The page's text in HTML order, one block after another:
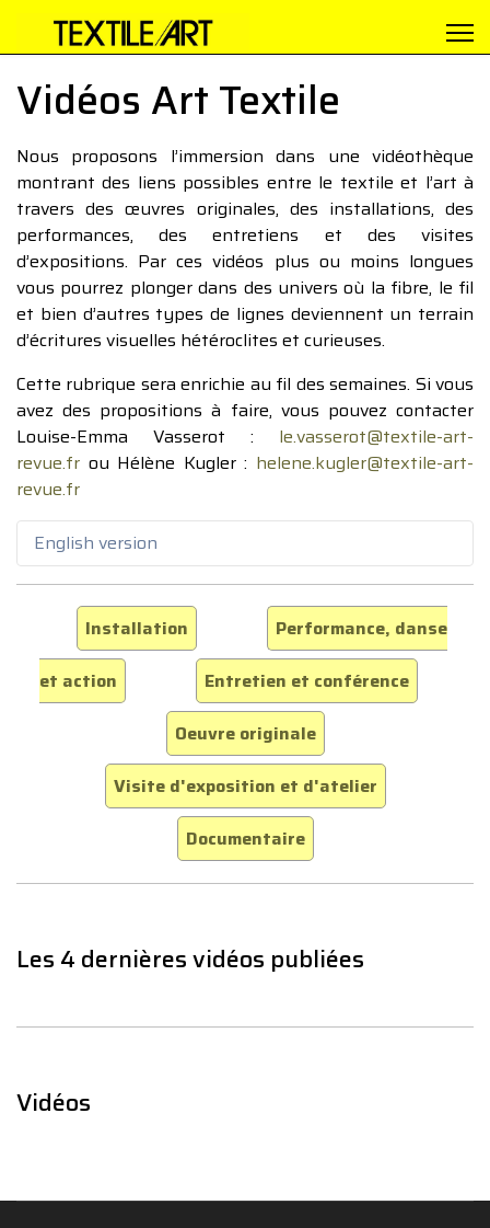
Vidéos Art Textile
Nous proposons l’immersion dans une vidéothèque
montrant des liens possibles entre le textile et l’art à
travers des œuvres originales, des installations, des
performances, des entretiens et des visites
d’expositions. Par ces vidéos plus ou moins longues
vous pourrez plonger dans des univers où la fibre, le fil
et bien d’autres types de lignes deviennent un terrain
d’écritures visuelles hétéroclites et curieuses.
Cette rubrique sera enrichie au fil des semaines. Si vous
avez des propositions à faire, vous pouvez contacter
Louise-Emma Vasserot : le.vasserot@textile-art-
revue.fr ou Hélène Kugler : helene.kugler@textile-art-
revue.fr
English version
Installation
Performance, danse
et action
Entretien et conférence
Oeuvre originale
Visite d'exposition et d'atelier
Documentaire
Les 4 dernières vidéos publiées
Vidéos